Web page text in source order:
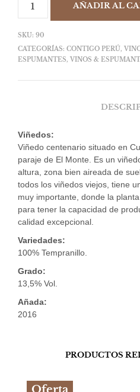
AÑADIR AL
SKU: 90
CATEGORÍAS: CONTIGO PERÚ,
ESPUMANTES, VINOS &
Viñedos:
Viñedo centenario situado en
paraje de El Monte. Es un
altura, zona bien aireada de
todos los viñedos viejos, tiene
muy importante, donde la
para tener la capacidad de
calidad excepcional.
Variedades:
100% Tempranillo.
Grado:
13,5% Vol.
Añada:
2016
PRODUCTOS
Oferta